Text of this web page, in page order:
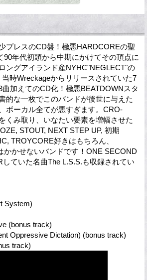
プレスのCD盤！極悪HARDCOREの聖
90年代初頭から中期にかけてその頂点に
ングアイランド産NYHC"NEGLECT"の
時Wreckageからリリースされていた7
加えてのCD化！極悪BEATDOWNスタ
的な一枚でこのバンドが後世に与えた
ボーカル全てが悪すぎます。CRO-
くみ取り、いなたい要素を増幅させた
STOUT, NEXT STEP UP, 初期
TROYCORE好きはもちろん、
かかせないバンドです！ONE SECOND
ていた名曲The L.S.S.も収録されてい
System)
(bonus track)
Oppressive Dictation) (bonus track)
track)